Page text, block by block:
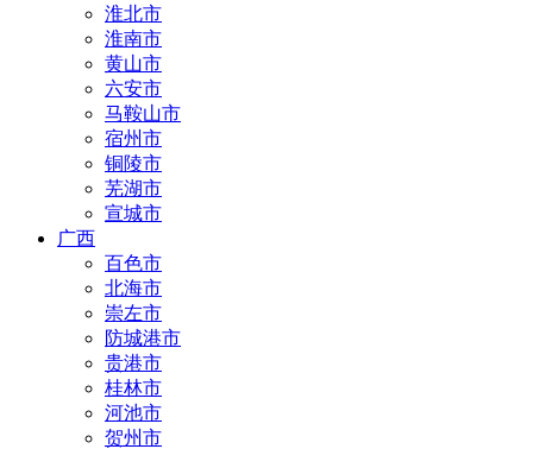
淮北市
淮南市
黄山市
六安市
马鞍山市
宿州市
铜陵市
芜湖市
宣城市
广西
百色市
北海市
崇左市
防城港市
贵港市
桂林市
河池市
贺州市